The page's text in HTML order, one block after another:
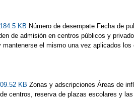
KB Número de desempate Fecha de
de admisión en centros públicos y
el mismo una vez aplicados los
KB Zonas y adscripciones Áreas de
centros, reserva de plazas escolares y